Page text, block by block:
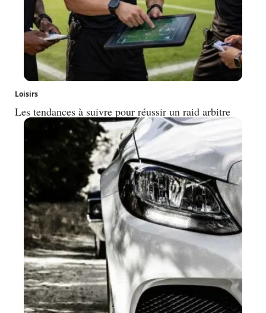
Loisirs
Les tendances à suivre pour réussir un raid arbitre